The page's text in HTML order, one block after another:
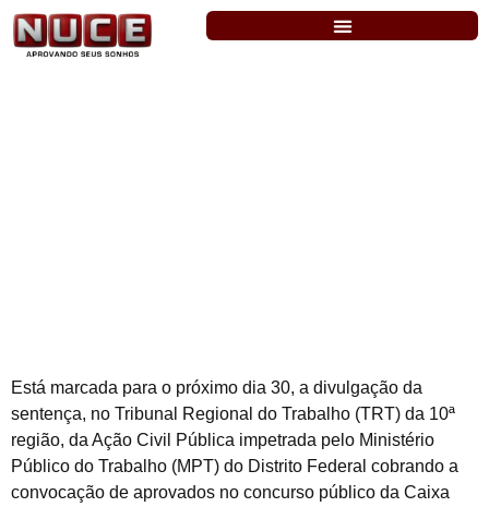
Está marcada para o próximo dia 30, a divulgação da
sentença, no Tribunal Regional do Trabalho (TRT) da 10ª
região, da Ação Civil Pública impetrada pelo Ministério
Público do Trabalho (MPT) do Distrito Federal cobrando a
convocação de aprovados no concurso público da Caixa